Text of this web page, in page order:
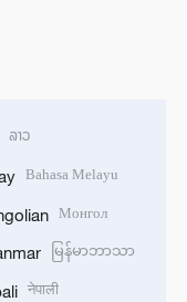
ລາວ
Bahasa Melayu
Монгол
မြန်မာဘာသာ
नेपाली